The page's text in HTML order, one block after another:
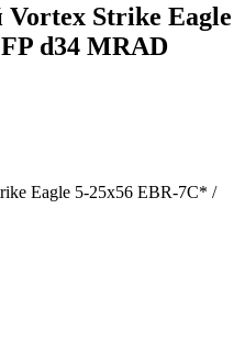
Strike Eagle
d34 MRAD
Eagle 5-25x56 EBR-7C* /